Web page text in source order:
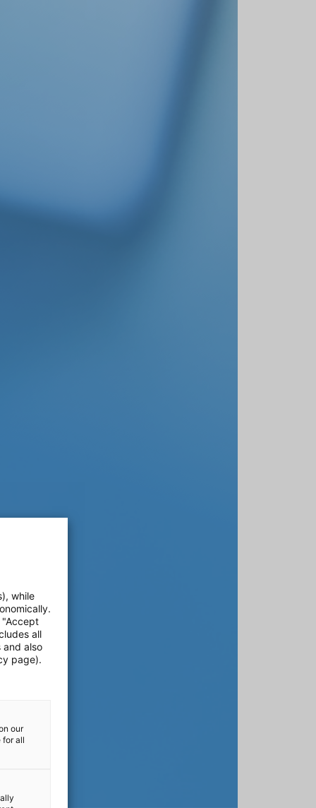
while
"Accept
all
and also
page).
our
for all